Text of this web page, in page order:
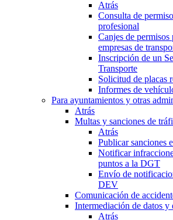
Atrás
Consulta de
profesional
Canjes de permisos
empresas de
Inscripción de un
Transporte
Solicitud de placas
Informes de
Para ayuntamientos y otras
Atrás
Multas y sanciones de
Atrás
Publicar sanciones
Notificar
puntos a la DGT
Envío de
DEV
Comunicación de
Intermediación de datos y
Atrás